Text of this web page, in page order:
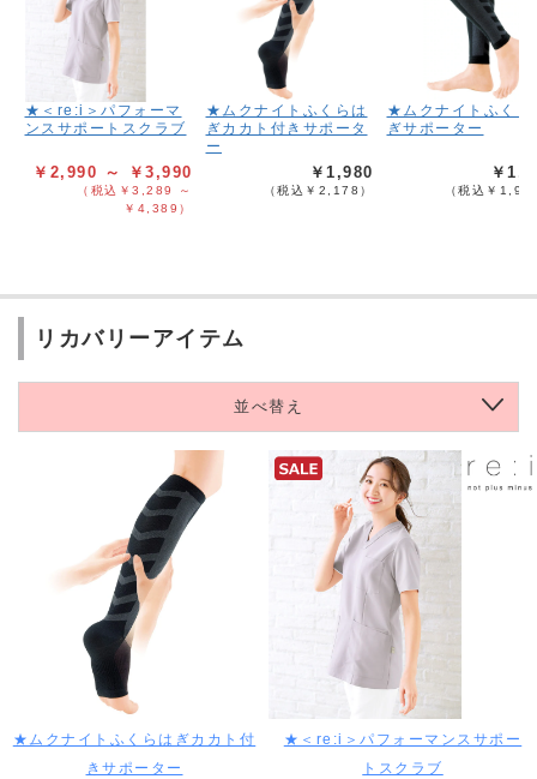
★＜re:i＞パフォーマ
ンスサポートスクラブ
￥2,990 ～ ￥3,990
（税込￥3,289 ～
￥4,389）
★ムクナイトふくらは
ぎカカト付きサポータ
ー
￥1,980
（税込￥2,178）
★ムクナイトふくら
ぎサポーター
￥
（税込￥
リカバリーアイテム
並べ替え
★ムクナイトふくらはぎカカト付
きサポーター
★＜re:i＞パフォーマンスサポー
トスクラブ